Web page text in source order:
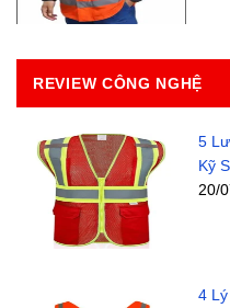
REVIEW CÔNG NGHỆ
5
Kỹ
20/
4